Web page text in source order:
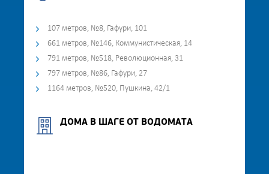
107 метров, №8, Гафури, 101
661 метров, №146, Коммунистическая, 14
791 метров, №518, Революционная, 31
797 метров, №86, Гафури, 27
1164 метров, №520, Пушкина, 42/1
ДОМА В ШАГЕ ОТ ВОДОМАТА